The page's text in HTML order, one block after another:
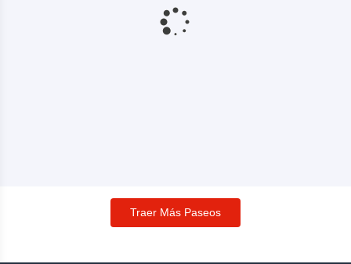
Traer Más Paseos